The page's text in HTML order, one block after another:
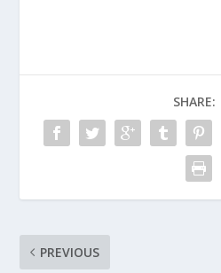
SHARE:
PREVIOUS